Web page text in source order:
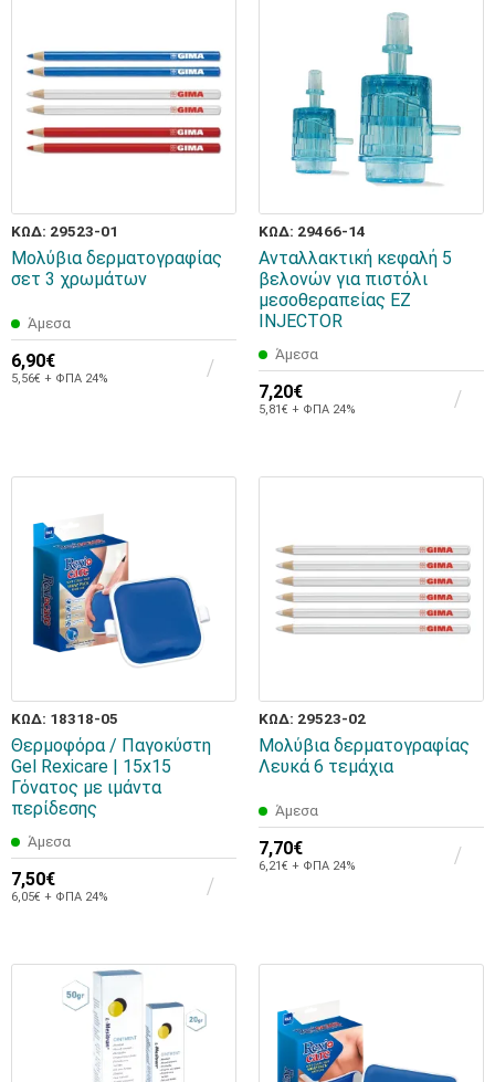
ΚΩΔ: 29523-01
Μολύβια δερματογραφίας
σετ 3 χρωμάτων
Άμεσα
6,90€
5,56€ + ΦΠΑ 24%
ΚΩΔ: 29466-14
Ανταλλακτική κεφαλή 5
βελονών για πιστόλι
μεσοθεραπείας EZ
INJECTOR
Άμεσα
7,20€
5,81€ + ΦΠΑ 24%
ΚΩΔ: 18318-05
Θερμοφόρα / Παγοκύστη
Gel Rexicare | 15x15
Γόνατος με ιμάντα
περίδεσης
Άμεσα
7,50€
6,05€ + ΦΠΑ 24%
ΚΩΔ: 29523-02
Μολύβια δερματογραφίας
Λευκά 6 τεμάχια
Άμεσα
7,70€
6,21€ + ΦΠΑ 24%